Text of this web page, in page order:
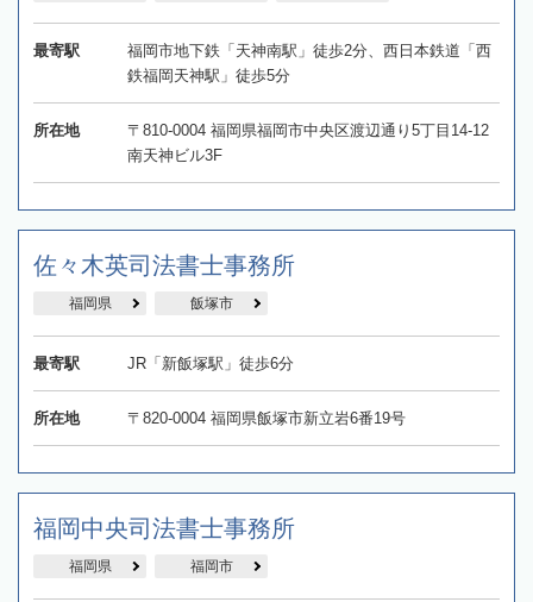
最寄駅
福岡市地下鉄「天神南駅」徒歩2分、西日本鉄道「西
鉄福岡天神駅」徒歩5分
所在地
〒810-0004 福岡県福岡市中央区渡辺通り5丁目14-12
南天神ビル3F
佐々木英司法書士事務所
福岡県 飯塚市
最寄駅 JR「新飯塚駅」徒歩6分
所在地 〒820-0004 福岡県飯塚市新立岩6番19号
福岡中央司法書士事務所
福岡県 福岡市